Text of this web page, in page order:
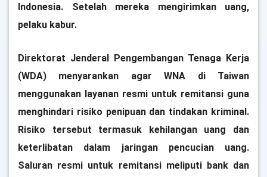
Indonesia. Setelah mereka mengirimkan uang,
pelaku kabur.
Direktorat Jenderal Pengembangan Tenaga Kerja
(WDA) menyarankan agar WNA di Taiwan
menggunakan layanan resmi untuk remitansi guna
menghindari risiko penipuan dan tindakan kriminal.
Risiko tersebut termasuk kehilangan uang dan
keterlibatan dalam jaringan pencucian uang.
Saluran resmi untuk remitansi meliputi bank dan